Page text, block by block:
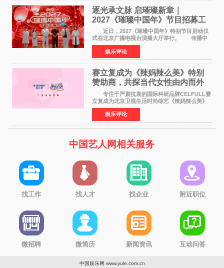
逐光承文脉 启璀璨新章｜
2027《璀璨中国年》节目招募工
作圆满启动
近日，2027《璀璨中国年》特别节目启动仪
式在北京广播电视台演播大厅举行。 传播中
华优秀传统文化，弘扬纯正国风艺术，打造高规
格、高质感、正能量的文艺盛典，是璀璨中国年
矢志不渝的初心
娱乐评论
赛立复成为《辣妈辣么美》特别
赞助商，共探当代女性由内而外
活力美
专注于严肃抗衰的国际科研品牌CELFULL赛
立复成为北京卫视生活时尚综艺《辣妈辣么美》
的特别赞助商,明星辣妈袁咏仪倾情参与，向广大
都市女性传递健康生活新主张，寄语当代女性在
家庭与自我之间
娱乐评论
中国艺人网相关服务
找工作 找人才 找企业 附近职位
微招聘 微简历 新闻资讯 互动问答
中国娱乐网 www.yule.com.cn